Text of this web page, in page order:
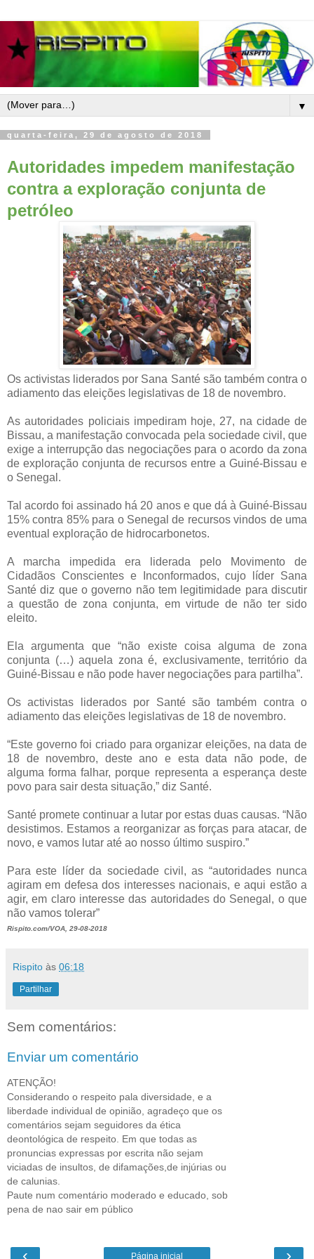
▼
quarta-feira, 29 de agosto de 2018
Autoridades impedem manifestação
contra a exploração conjunta de
petróleo
Os activistas liderados por Sana Santé são também contra o
adiamento das eleições legislativas de 18 de novembro.
As autoridades policiais impediram hoje, 27, na cidade de
Bissau, a manifestação convocada pela sociedade civil, que
exige a interrupção das negociações para o acordo da zona
de exploração conjunta de recursos entre a Guiné-Bissau e
o Senegal.
Tal acordo foi assinado há 20 anos e que dá à Guiné-Bissau
15% contra 85% para o Senegal de recursos vindos de uma
eventual exploração de hidrocarbonetos.
A marcha impedida era liderada pelo Movimento de
Cidadãos Conscientes e Inconformados, cujo líder Sana
Santé diz que o governo não tem legitimidade para discutir
a questão de zona conjunta, em virtude de não ter sido
eleito.
Ela argumenta que “não existe coisa alguma de zona
conjunta (…) aquela zona é, exclusivamente, território da
Guiné-Bissau e não pode haver negociações para partilha”.
Os activistas liderados por Santé são também contra o
adiamento das eleições legislativas de 18 de novembro.
“Este governo foi criado para organizar eleições, na data de
18 de novembro, deste ano e esta data não pode, de
alguma forma falhar, porque representa a esperança deste
povo para sair desta situação,” diz Santé.
Santé promete continuar a lutar por estas duas causas. “Não
desistimos. Estamos a reorganizar as forças para atacar, de
novo, e vamos lutar até ao nosso último suspiro.”
Para este líder da sociedade civil, as “autoridades nunca
agiram em defesa dos interesses nacionais, e aqui estão a
agir, em claro interesse das autoridades do Senegal, o que
não vamos tolerar”
Rispito.com/VOA, 29-08-2018
Rispito às 06:18
Partilhar
Sem comentários:
Enviar um comentário
ATENÇÃO!
Considerando o respeito pala diversidade, e a
liberdade individual de opinião, agradeço que os
comentários sejam seguidores da ética
deontológica de respeito. Em que todas as
pronuncias expressas por escrita não sejam
viciadas de insultos, de difamações,de injúrias ou
de calunias.
Paute num comentário moderado e educado, sob
pena de nao sair em público
Página inicial